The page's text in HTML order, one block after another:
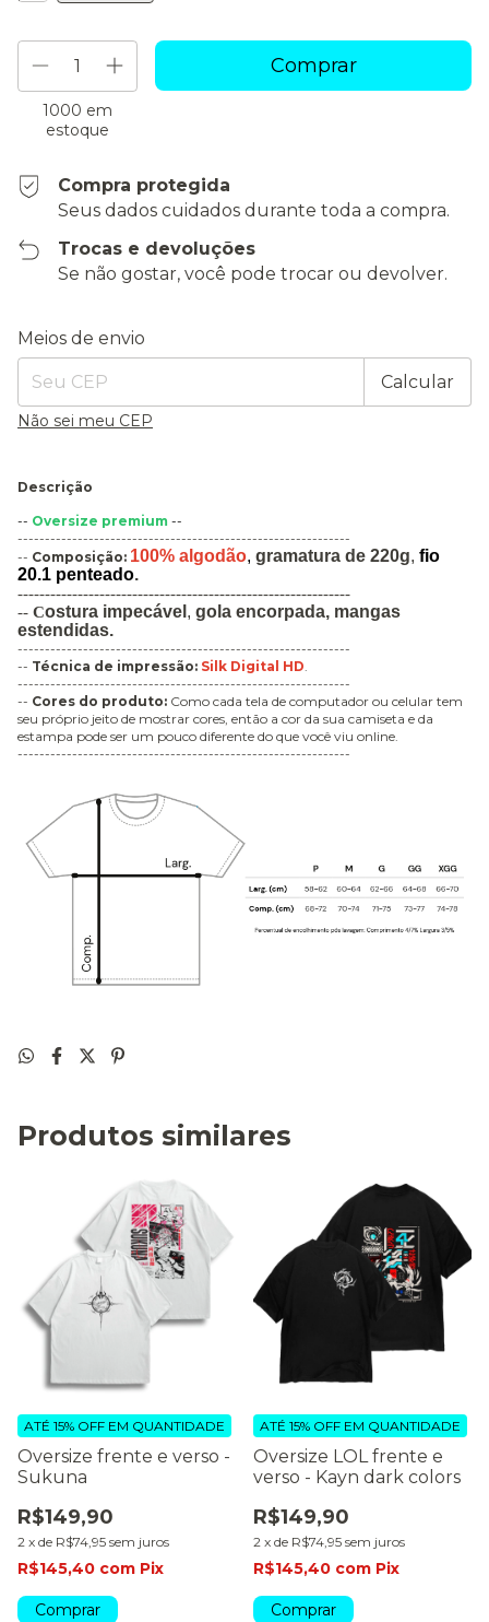
1000 em
estoque
Compra protegida
Seus dados cuidados durante toda a compra.
Trocas e devoluções
Se não gostar, você pode trocar ou devolver.
Entregas para o CEP:
Meios de envio
Calcular
Não sei meu CEP
Descrição
-- Oversize premium --
-------------------------------------------------------------
-- Composição: 100% algodão, gramatura de 220g, fio
20.1 penteado.
-------------------------------------------------------------
-- Costura impecável , gola encorpada, mangas
estendidas.
-------------------------------------------------------------
-- Técnica de impressão: Silk Digital HD.
-------------------------------------------------------------
-- Cores do produto: Como cada tela de computador ou celular tem
seu próprio jeito de mostrar cores, então a cor da sua camiseta e da
estampa pode ser um pouco diferente do que você viu online.
-------------------------------------------------------------
Produtos similares
Oversize frente e verso -
Sukuna
R$149,90
2 x de R$74,95 sem juros
ATÉ 15% OFF EM QUANTIDADE
R$145,40 com Pix
Comprar
Oversize LOL frente e
verso - Kayn dark colors
R$149,90
2 x de R$74,95 sem juros
ATÉ 15% OFF EM QUANTIDADE
R$145,40 com Pix
Comprar